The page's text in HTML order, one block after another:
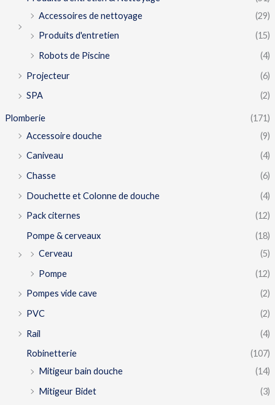
Accessoires de nettoyage
(29)
Produits d'entretien
(15)
Robots de Piscine
(4)
Projecteur
(6)
SPA
(2)
Plomberie
(171)
Accessoire douche
(9)
Caniveau
(4)
Chasse
(6)
Douchette et Colonne de douche
(4)
Pack citernes
(12)
Pompe & cerveaux
(18)
Cerveau
(5)
Pompe
(12)
Pompes vide cave
(2)
PVC
(2)
Rail
(4)
Robinetterie
(107)
Mitigeur bain douche
(14)
Mitigeur Bidet
(3)